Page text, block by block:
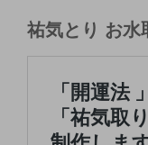
祐気とり お水